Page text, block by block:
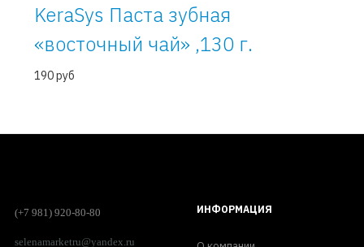
KeraSys Паста зубная
«восточный чай» ,130 г.
190 руб
(+7 981) 920-80-80
selenamarketru@yandex.ru
ИНФОРМАЦИЯ